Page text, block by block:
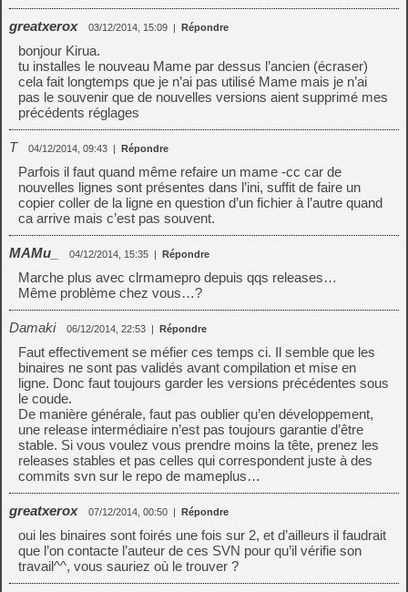
greatxerox 03/12/2014, 15:09 | Répondre
bonjour Kirua.
tu installes le nouveau Mame par dessus l’ancien (écraser)
cela fait longtemps que je n’ai pas utilisé Mame mais je n’ai
pas le souvenir que de nouvelles versions aient supprimé mes
précédents réglages
T 04/12/2014, 09:43 | Répondre
Parfois il faut quand même refaire un mame -cc car de
nouvelles lignes sont présentes dans l’ini, suffit de faire un
copier coller de la ligne en question d’un fichier à l’autre quand
ca arrive mais c’est pas souvent.
MAMu_ 04/12/2014, 15:35 | Répondre
Marche plus avec clrmamepro depuis qqs releases…
Même problème chez vous…?
Damaki 06/12/2014, 22:53 | Répondre
Faut effectivement se méfier ces temps ci. Il semble que les
binaires ne sont pas validés avant compilation et mise en
ligne. Donc faut toujours garder les versions précédentes sous
le coude.
De manière générale, faut pas oublier qu’en développement,
une release intermédiaire n’est pas toujours garantie d’être
stable. Si vous voulez vous prendre moins la tête, prenez les
releases stables et pas celles qui correspondent juste à des
commits svn sur le repo de mameplus…
greatxerox 07/12/2014, 00:50 | Répondre
oui les binaires sont foirés une fois sur 2, et d’ailleurs il faudrait
que l’on contacte l’auteur de ces SVN pour qu’il vérifie son
travail^^, vous sauriez où le trouver ?